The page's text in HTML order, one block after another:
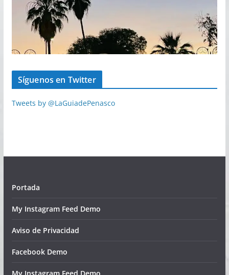
Síguenos en Twitter
Tweets by @LaGuiadePenasco
Portada
My Instagram Feed Demo
Aviso de Privacidad
Facebook Demo
My Instagram Feed Demo